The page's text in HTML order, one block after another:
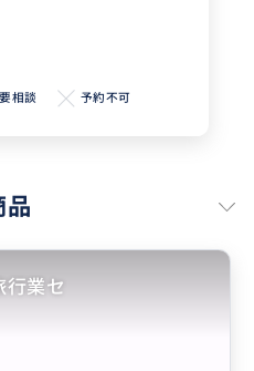
要相談 予約不可
品
行業セ